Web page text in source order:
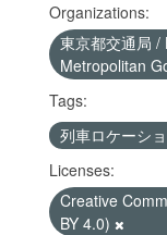
Organizations:
東京都交通局 /
Metropolitan
Tags:
列車ロケーシ
Licenses:
Creative
BY 4.0)